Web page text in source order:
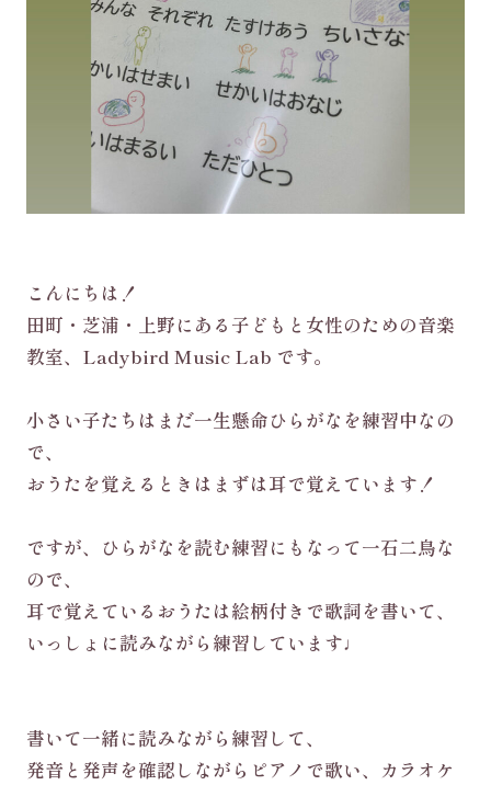
こんにちは！
田町・芝浦・上野にある子どもと女性のための音楽
教室、Ladybird Music Lab です。
小さい子たちはまだ一生懸命ひらがなを練習中なの
で、
おうたを覚えるときはまずは耳で覚えています！
ですが、ひらがなを読む練習にもなって一石二鳥な
ので、
耳で覚えているおうたは絵柄付きで歌詞を書いて、
いっしょに読みながら練習しています♩
書いて一緒に読みながら練習して、
発音と発声を確認しながらピアノで歌い、カラオケ